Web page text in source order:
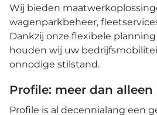
Wij bieden
wagenparkbeheer,
Dankzij onze flexibele
houden wij uw
onnodige stilstand.
Profile: meer dan
Profile is al decennialang een